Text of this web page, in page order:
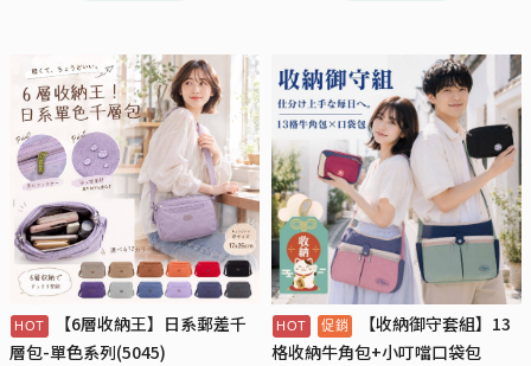
【6層收納王】日系郵差千
層包-單色系列(5045)
【收納御守套組】13
格收納牛角包+小叮噹口袋包